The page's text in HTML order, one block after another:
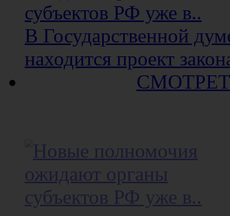
В Государственной
находится проект